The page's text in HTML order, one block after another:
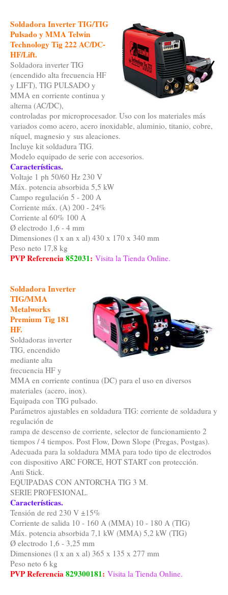
Soldadora Inverter TIG/TIG
Pulsado y MMA Telwin
Technology Tig 222 AC/DC-
HF/Lift.
Soldadora inverter TIG
(encendido alta frecuencia HF
y LIFT), TIG PULSADO y
MMA en corriente continua y
alterna (AC/DC),
controladas por microprocesador. Uso con los materiales más
variados como acero, acero inoxidable, aluminio, titanio, cobre,
níquel, magnesio y sus aleaciones.
Incluye kit soldadura TIG.
Modelo equipado de serie con accesorios.
Características.
Voltaje 1 ph 50/60 Hz 230 V
Máx. potencia absorbida 5,5 kW
Campo regulación 5 - 200 A
Corriente máx. (A) 200 - 24%
Corriente al 60% 100 A
Ø electrodo 1,6 - 4 mm
Dimensiones (l x an x al) 430 x 170 x 340 mm
Peso neto 17,8 kg
PVP Referencia852031: Visita la Tienda Online.
Soldadora Inverter
TIG/MMA
Metalworks
Premium Tig 181
HF.
Soldadoras inverter
TIG, encendido
mediante alta
frecuencia HF y
MMA en corriente continua (DC) para el uso en diversos
materiales (acero, inox).
Equipada con TIG pulsado.
Parámetros ajustables en soldadura TIG: corriente de soldadura y
regulación de
rampa de descenso de corriente, selector de funcionamiento 2
tiempos / 4 tiempos. Post Flow, Down Slope (Pregas, Postgas).
Adecuada para la soldadura MMA para todo tipo de electrodos
con dispositivo ARC FORCE, HOT START con protección.
Anti Stick.
EQUIPADAS CON ANTORCHA TIG 3 M.
SERIE PROFESIONAL.
Características.
Tensión de red 230 V ±15%
Corriente de salida 10 - 160 A (MMA) 10 - 180 A (TIG)
Máx. potencia absorbida 7,1 kW (MMA) 5,2 kW (TIG)
Ø electrodo 1,6 - 3,25 mm
Dimensiones (l x an x al) 365 x 135 x 277 mm
Peso neto 6 kg
PVP Referencia829300181: Visita la Tienda Online.